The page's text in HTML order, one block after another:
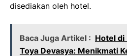
disediakan oleh hotel.
Baca Juga Artikel : Hotel di
Toya Devasya: Menikmati